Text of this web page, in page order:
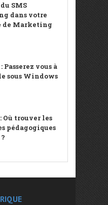
SMS
dans votre
de Marketing
Passerez vous à
sous Windows
Où trouver les
pédagogiques